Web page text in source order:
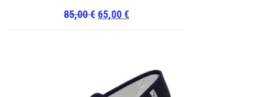
85,00€ El
85,00 €.
65,00€
65,00 €.